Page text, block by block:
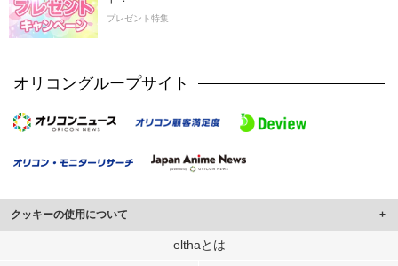
プレゼント特集
オリコングループサイト
クッキーの使用について
このサイトでは Cookie を使用して、ユーザーに合わせたコンテンツや広告の
elthaとは